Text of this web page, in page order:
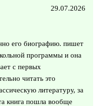
29.07.2026
его биографию. пишет
программы и она
с первых
читать это
литературу, за
книга пошла вообще